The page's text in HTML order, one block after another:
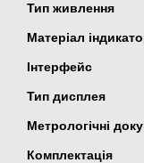
Тип живлення
Матеріал
Інтерфейс
Тип дисплея
Метрологічні
Комплектація